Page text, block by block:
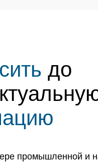
до
промышленной и